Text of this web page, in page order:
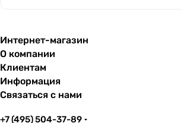
Интернет-магазин
О компании
Клиентам
Информация
Связаться с нами
+7 (495) 504-37-89